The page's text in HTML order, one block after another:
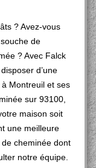
? Avez-vous
de
? Avec Falck
d’une
Montreuil et ses
sur 93100,
maison soit
une meilleure
cheminée dont
notre équipe.